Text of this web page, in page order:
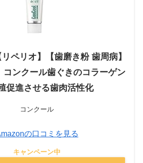
ペリオ】【歯磨き粉 歯周病】
コンクール歯ぐきのコラーゲン
促進させる歯肉活性化
コンクール
の口コミを見る